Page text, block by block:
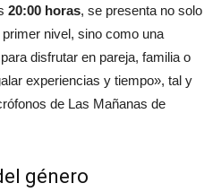
20:00 horas, se presenta no solo
nivel, sino como una
disfrutar en pareja, familia o
experiencias y tiempo», tal y
de Las Mañanas de
género